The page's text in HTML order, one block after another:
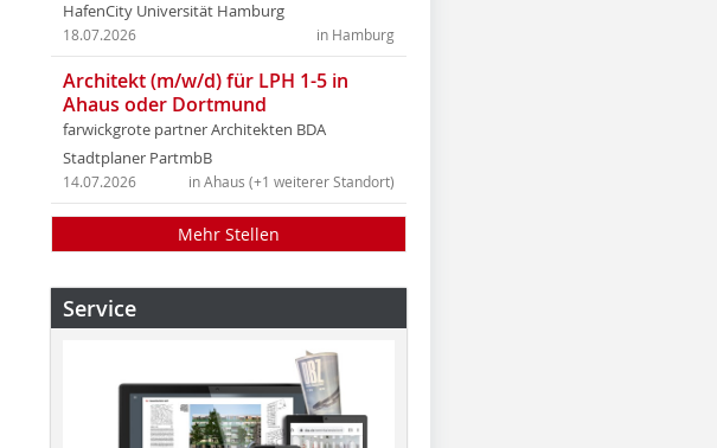
HafenCity Universität Hamburg
in Hamburg
18.07.2026
Architekt (m/w/d) für LPH 1-5 in
Ahaus oder Dortmund
farwickgrote partner Architekten BDA
Stadtplaner PartmbB
in Ahaus (+1 weiterer Standort)
14.07.2026
Mehr Stellen
Service